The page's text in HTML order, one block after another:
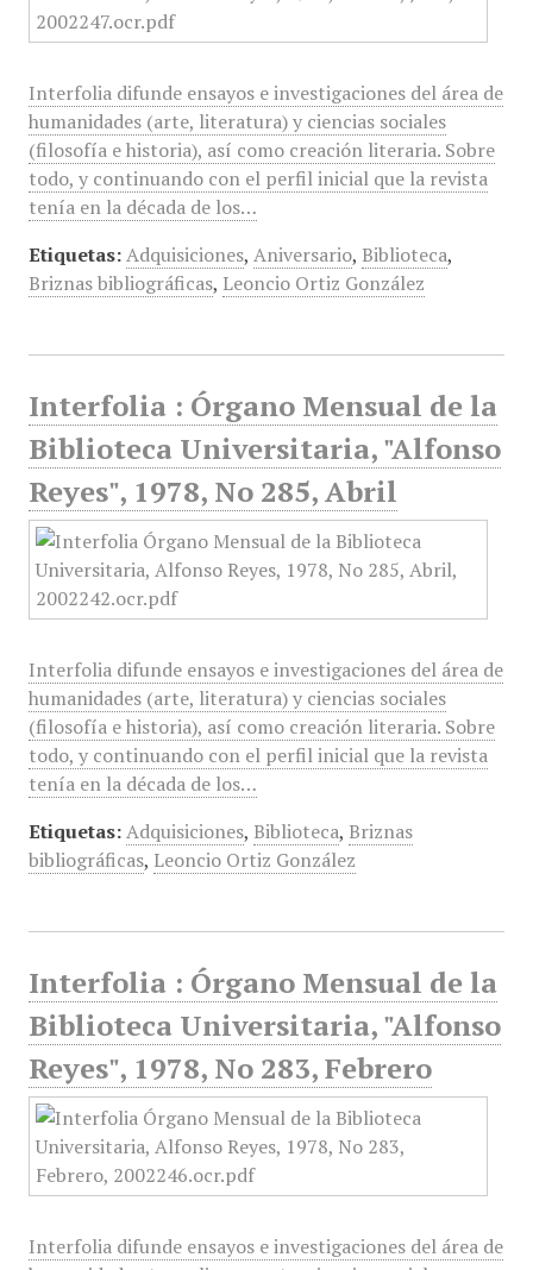
Interfolia difunde ensayos e investigaciones del área de
humanidades (arte, literatura) y ciencias sociales
(filosofía e historia), así como creación literaria. Sobre
todo, y continuando con el perfil inicial que la revista
tenía en la década de los…
Etiquetas: Adquisiciones, Aniversario, Biblioteca,
Briznas bibliográficas, Leoncio Ortiz González
Interfolia : Órgano Mensual de la
Biblioteca Universitaria, "Alfonso
Reyes", 1978, No 285, Abril
Interfolia difunde ensayos e investigaciones del área de
humanidades (arte, literatura) y ciencias sociales
(filosofía e historia), así como creación literaria. Sobre
todo, y continuando con el perfil inicial que la revista
tenía en la década de los…
Etiquetas: Adquisiciones, Biblioteca, Briznas
bibliográficas, Leoncio Ortiz González
Interfolia : Órgano Mensual de la
Biblioteca Universitaria, "Alfonso
Reyes", 1978, No 283, Febrero
Interfolia difunde ensayos e investigaciones del área de